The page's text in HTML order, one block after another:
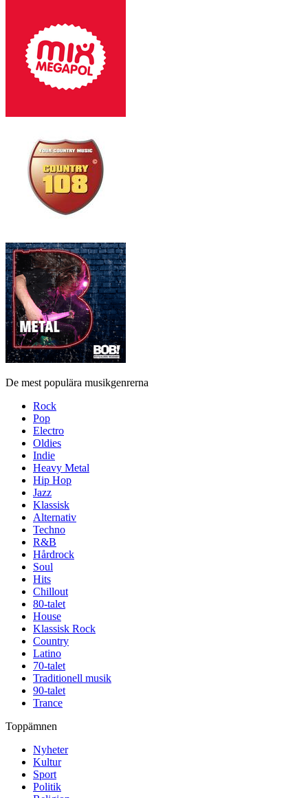
De mest populära musikgenrerna
Rock
Pop
Electro
Oldies
Indie
Heavy Metal
Hip Hop
Jazz
Klassisk
Alternativ
Techno
R&B
Hårdrock
Soul
Hits
Chillout
80-talet
House
Klassisk Rock
Country
Latino
70-talet
Traditionell musik
90-talet
Trance
Toppämnen
Nyheter
Kultur
Sport
Politik